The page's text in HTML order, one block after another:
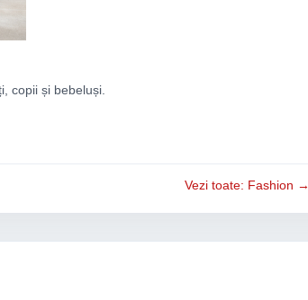
copii și bebeluși.
Vezi toate: Fashion →